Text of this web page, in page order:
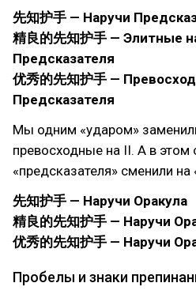
先知护手 — Наручи
精良的先知护手 — Элитные
Предсказателя
优秀的先知护手 —
Предсказателя
Мы одним «ударом»
превосходные на II. А в этом
«предсказателя» сменили на
先知护手 — Наручи Оракула
精良的先知护手 — Наручи
优秀的先知护手 — Наручи
Пробелы и знаки